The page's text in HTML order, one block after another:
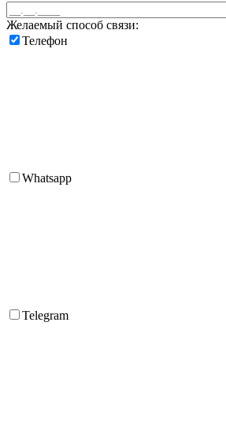
Желаемый способ связи:
Телефон
Whatsapp
Telegram